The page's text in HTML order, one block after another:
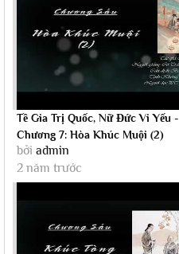
Tề Gia Trị Quốc, Nữ Đức Vi Yếu -
Chương 7: Hòa Khúc Muội (2)
bởi admin
2 năm trước